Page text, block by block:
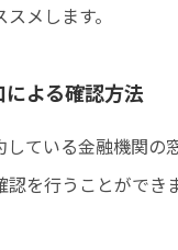
メします。
よる確認方法
している金融機関の
を行うことができ